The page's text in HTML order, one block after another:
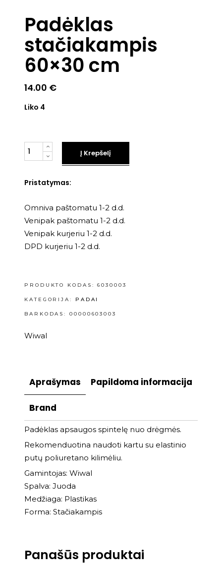
Padėklas
stačiakampis
60×30 cm
14.00 €
Liko 4
Kiekis
Į Krepšelį
Pristatymas:
Omniva paštomatu 1-2 d.d.
Venipak paštomatu 1-2 d.d.
Venipak kurjeriu 1-2 d.d.
DPD kurjeriu 1-2 d.d.
PRODUKTO KODAS:6030003
KATEGORIJA: PADAI
BARKODAS: 00000603003
Wiwal
Aprašymas Papildoma informacija
Brand
Padėklas apsaugos spintelę nuo drėgmės.
Rekomenduotina naudoti kartu su elastinio
putų poliuretano kilimėliu.
Gamintojas: Wiwal
Spalva: Juoda
Medžiaga: Plastikas
Forma: Stačiakampis
Panašūs produktai